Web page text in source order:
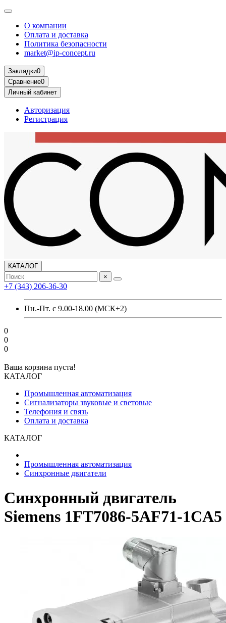
О компании
Оплата и доставка
Политика безопасности
market@ip-concept.ru
Закладки0
Сравнение0
Личный кабинет
Авторизация
Регистрация
КАТАЛОГ
×
+7 (343) 206-36-30
Пн.-Пт. с 9.00-18.00 (МСК+2)
0
0
0
Ваша корзина пуста!
КАТАЛОГ
Промышленная автоматизация
Сигнализаторы звуковые и световые
Телефония и связь
Оплата и доставка
КАТАЛОГ
Промышленная автоматизация
Синхронные двигатели
Синхронный двигатель
Siemens 1FT7086-5AF71-1CA5